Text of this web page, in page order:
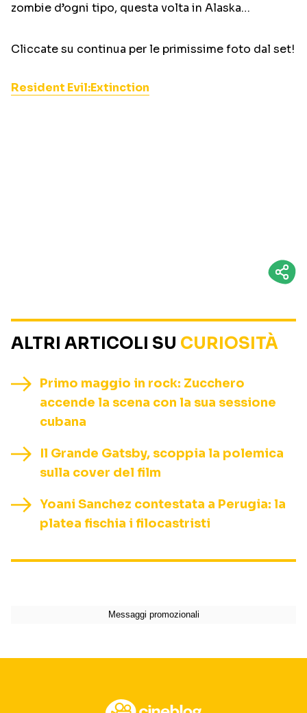
zombie d’ogni tipo, questa volta in Alaska…
Cliccate su continua per le primissime foto dal set!
Resident Evil:Extinction
ALTRI ARTICOLI SU CURIOSITÀ
Primo maggio in rock: Zucchero
accende la scena con la sua sessione
cubana
Il Grande Gatsby, scoppia la polemica
sulla cover del film
Yoani Sanchez contestata a Perugia: la
platea fischia i filocastristi